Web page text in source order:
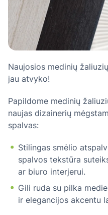
Naujosios medinių
jau atvyko!
Papildome medinių
naujas dizainerių
spalvas:
Stilingas smėlio
spalvos tekstūra
ar biuro interjerui.
Gili ruda su pilka
ir elegancijos akcentu